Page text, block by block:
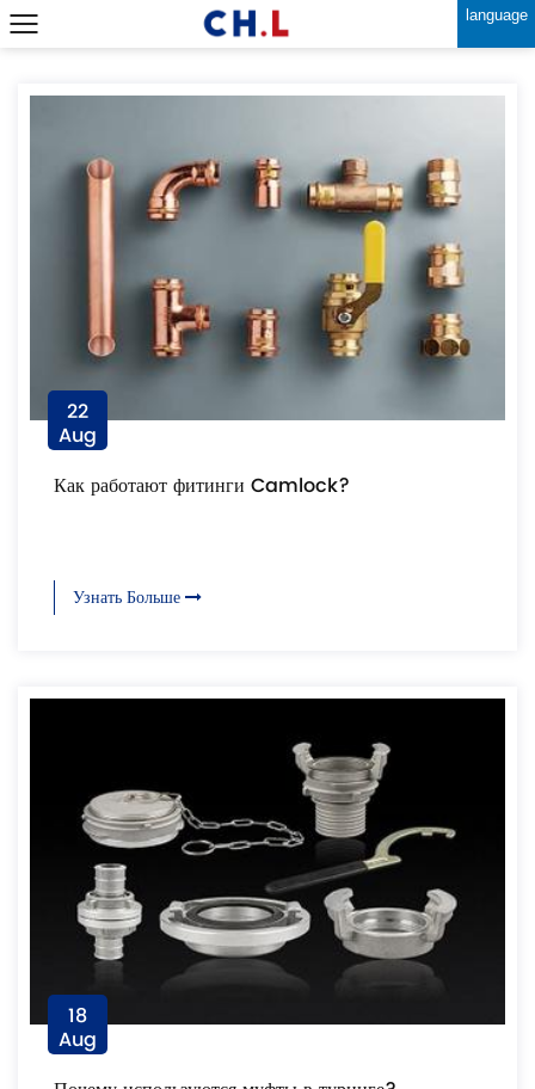
language
22
Aug
Как работают фитинги Camlock?
Узнать Больше
18
Aug